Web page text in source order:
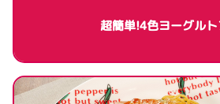
超簡単!4色ヨーグル